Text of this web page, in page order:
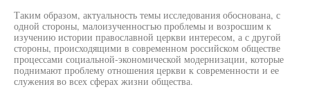
Таким образом, актуальность темы исследования обоснована, с
одной стороны, малоизученносгью проблемы и возросшим к
изучению истории православной церкви интересом, а с другой
стороны, происходящими в современном российском обществе
процессами социальной-экономической модернизации, которые
поднимают проблему отношения церкви к современности и ее
служения во всех сферах жизни общества.